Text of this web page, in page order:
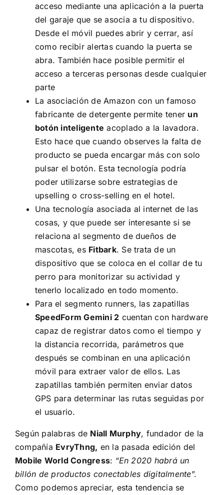
acceso mediante una aplicación a la puerta
del garaje que se asocia a tu dispositivo.
Desde el móvil puedes abrir y cerrar, así
como recibir alertas cuando la puerta se
abra. También hace posible permitir el
acceso a terceras personas desde cualquier
parte
La asociación de Amazon con un famoso
fabricante de detergente permite tener un
botón inteligente acoplado a la lavadora.
Esto hace que cuando observes la falta de
producto se pueda encargar más con solo
pulsar el botón. Esta tecnología podría
poder utilizarse sobre estrategias de
upselling o cross-selling en el hotel.
Una tecnología asociada al internet de las
cosas, y que puede ser interesante si se
relaciona al segmento de dueños de
mascotas, es Fitbark. Se trata de un
dispositivo que se coloca en el collar de tu
perro para monitorizar su actividad y
tenerlo localizado en todo momento.
Para el segmento runners, las zapatillas
SpeedForm Gemini 2 cuentan con hardware
capaz de registrar datos como el tiempo y
la distancia recorrida, parámetros que
después se combinan en una aplicación
móvil para extraer valor de ellos. Las
zapatillas también permiten enviar datos
GPS para determinar las rutas seguidas por
el usuario.
Según palabras de Niall Murphy, fundador de la
compañía EvryThng, en la pasada edición del
Mobile World Congress: “En 2020 habrá un
billón de productos conectables digitalmente”.
Como podemos apreciar, esta tendencia se